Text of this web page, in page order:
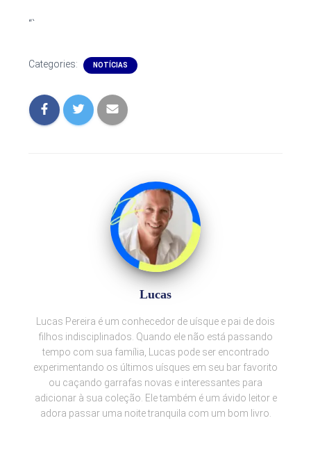
“`
Categories: NOTÍCIAS
Lucas
Lucas Pereira é um conhecedor de uísque e pai de dois
filhos indisciplinados. Quando ele não está passando
tempo com sua família, Lucas pode ser encontrado
experimentando os últimos uísques em seu bar favorito
ou caçando garrafas novas e interessantes para
adicionar à sua coleção. Ele também é um ávido leitor e
adora passar uma noite tranquila com um bom livro.